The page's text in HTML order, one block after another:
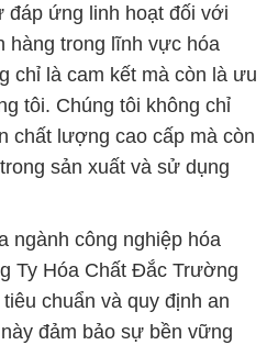
đáp ứng linh hoạt đối với
hàng trong lĩnh vực hóa
chỉ là cam kết mà còn là ưu
tôi. Chúng tôi không chỉ
chất lượng cao cấp mà còn
sản xuất và sử dụng
ngành công nghiệp hóa
Ty Hóa Chất Đắc Trường
chuẩn và quy định an
đảm bảo sự bền vững